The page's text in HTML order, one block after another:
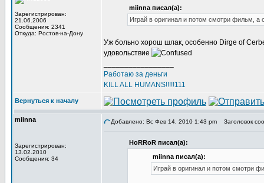
Зарегистрирован:
21.06.2006
Сообщения: 2341
Откуда: Ростов-на-Дону
miinna писал(а):
Играй в оригинал и потом смотри фильм,
Уж больно хорош шлак, особенно Dirge of
удовольствие
Работаю за деньги
KILL ALL HUMANS!!!!!111
Вернуться к началу
miinna
Зарегистрирован:
13.02.2010
Сообщения: 34
Добавлено: Вс Фев 14, 2010 1:43 pm Заголовок
HoRRoR писал(а):
miinna писал(а):
Играй в оригинал и потом смотри